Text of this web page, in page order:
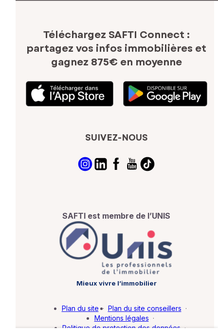
Téléchargez SAFTI Connect :
partagez vos infos immobilières et
gagnez 875€ en moyenne
SUIVEZ-NOUS
SAFTI est membre de l’UNIS
Mieux vivre l’immobilier
Plan du site · Plan du site conseillers ·
Mentions légales ·